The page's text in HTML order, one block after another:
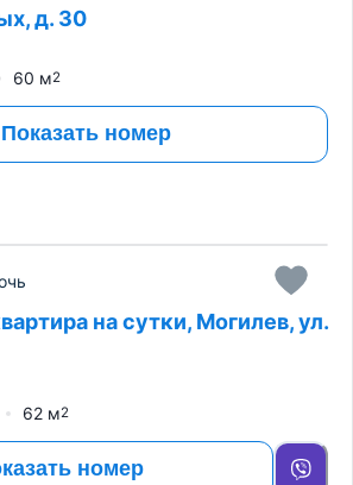
д. 30
60 м2
Показать номер
на сутки, Могилев, ул.
62 м2
номер